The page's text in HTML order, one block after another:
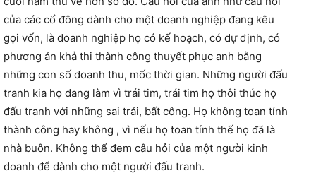
của các cổ đông dành cho một doanh nghiệp đang kêu
gọi vốn, là doanh nghiệp họ có kế hoạch, có dự định, có
phương án khả thi thành công thuyết phục anh bằng
những con số doanh thu, mốc thời gian. Những người đấu
tranh kia họ đang làm vì trái tim, trái tim họ thôi thúc họ
đấu tranh với những sai trái, bất công. Họ không toan tính
thành công hay không , vì nếu họ toan tính thế họ đã là
nhà buôn. Không thể đem câu hỏi của một người kinh
doanh để dành cho một người đấu tranh.